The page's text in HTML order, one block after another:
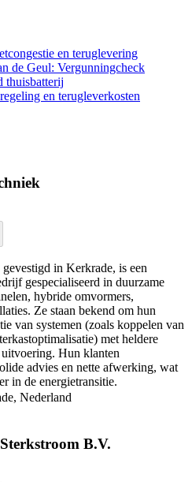
en teruglevering
de Geul: Vergunningcheck
thuisbatterij
en terugleverkosten
in Kerkrade, is een
gespecialiseerd in duurzame
hybride omvormers,
Ze staan bekend om hun
van systemen (zoals koppelen van
met heldere
Hun klanten
advies en nette afwerking, wat
in de energietransitie.
Nederland
B.V.